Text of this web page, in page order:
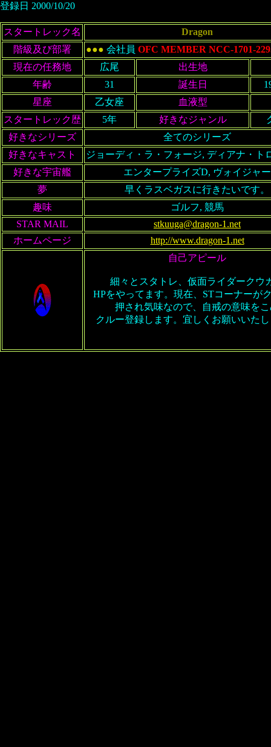
登録日 2000/10/20
スタートレック名
Dragon
階級及び部署
●●● 会社員 OFC MEMBER NCC-1701-
現在の任務地
広尾 出生地
年齢
31 誕生日
星座
乙女座
血液型
スタートレック歴
5年 好きなジャンル
好きなシリーズ
全てのシリーズ
好きなキャスト
ジョーディ・ラ・フォージ, ディアナ・ト
好きな宇宙艦
エンタープライズD, ヴォイジャー
夢
早くラスベガスに行きたいです。
趣味
ゴルフ, 競馬
STAR MAIL
stkuuga@dragon-1.net
ホームページ
http://www.dragon-1.net
自己アピール
細々とスタトレ、仮面ライダークウ
HPをやってます。現在、STコーナーが
押され気味なので、自戒の意味を
クルー登録します。宜しくお願いいた